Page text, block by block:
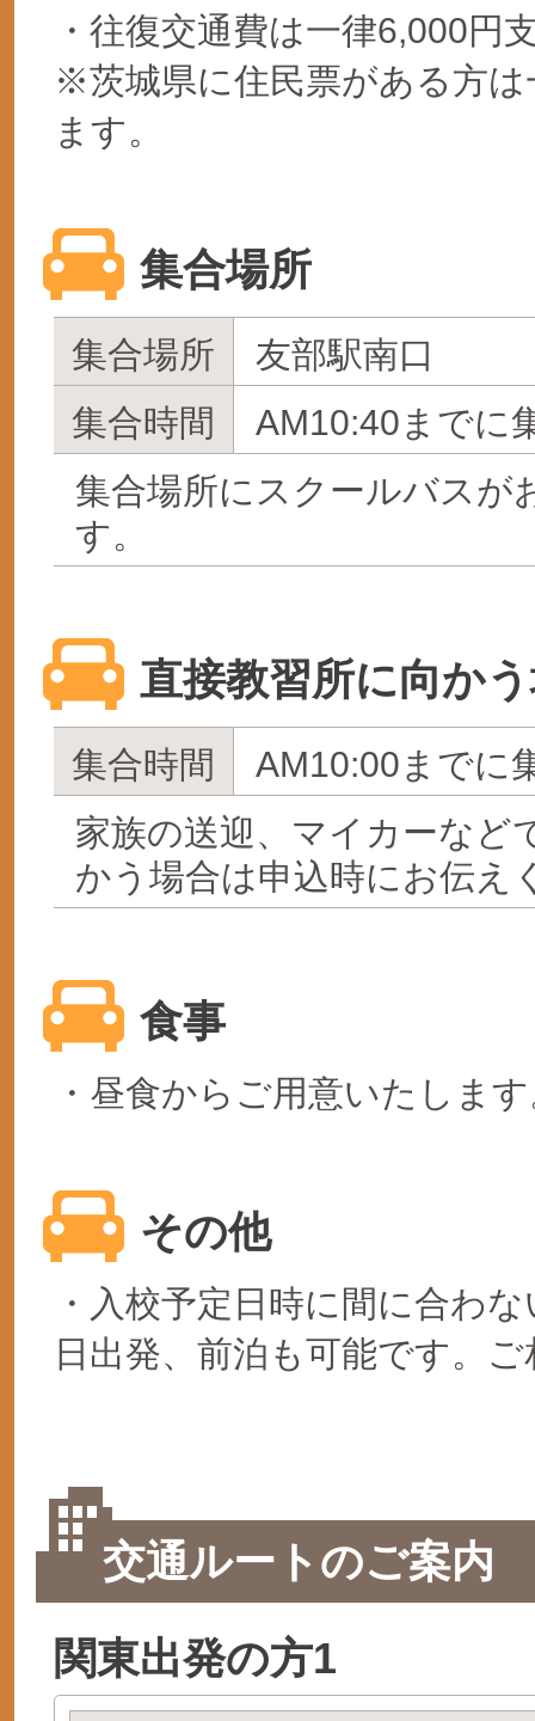
・往復交通費は一律6,000円
※茨城県に住民票がある方
ます。
集合場所
集合場所
友部駅南口
集合時間
AM10:40までに
集合場所にスクールバスが
す。
直接教習所に向か
集合時間
AM10:00までに
家族の送迎、マイカーなど
かう場合は申込時にお伝え
食事
・昼食からご用意いたしま
その他
・入校予定日時に間に合わ
日出発、前泊も可能です。
交通ルートのご案内
関東出発の方1